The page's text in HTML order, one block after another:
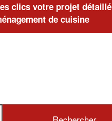
clics votre projet détaillé
de cuisine